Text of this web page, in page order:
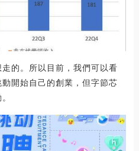
的。所以目前，我們可以看
開始自己的創業，但字節芯